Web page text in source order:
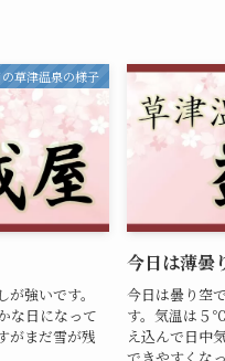
草津温泉の様子
強いです。
な日になって
がまだ雪が残
今日は薄曇
今日は曇り空
す。気温は５
え込んで日中